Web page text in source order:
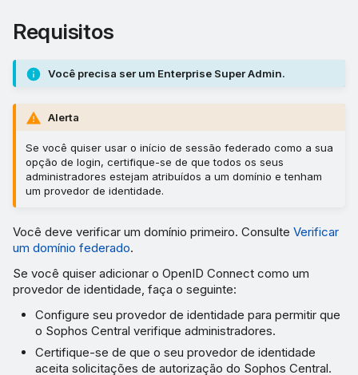
necessárias para adicionar
de identidade
Usar o Google Workspace
como um provedor de
identidade
Requisitos
Você precisa ser um Enterprise Super Admin.
Alerta
Se você quiser usar o início de sessão federado como a sua
opção de login, certifique-se de que todos os seus
administradores estejam atribuídos a um domínio e tenham
um provedor de identidade.
Você deve verificar um domínio primeiro. Consulte Verificar
um domínio federado.
Se você quiser adicionar o OpenID Connect como um
provedor de identidade, faça o seguinte:
Configure seu provedor de identidade para permitir que
o Sophos Central verifique administradores.
Certifique-se de que o seu provedor de identidade
aceita solicitações de autorização do Sophos Central.